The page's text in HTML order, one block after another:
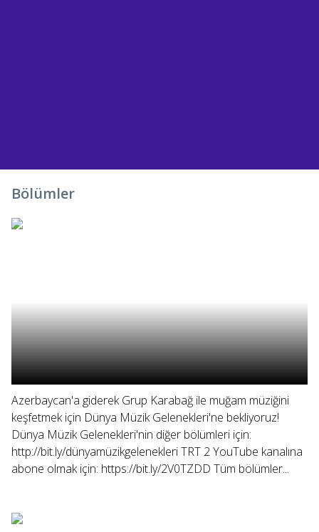
Bölümler
Azerbaycan'a giderek Grup Karabağ ile muğam müziğini
keşfetmek için Dünya Müzik Gelenekleri'ne bekliyoruz!
Dünya Müzik Gelenekleri'nin diğer bölümleri için:
http://bit.ly/dünyamüzikgelenekleri TRT 2 YouTube kanalına
abone olmak için: https://bit.ly/2V0TZDD Tüm bölümler...